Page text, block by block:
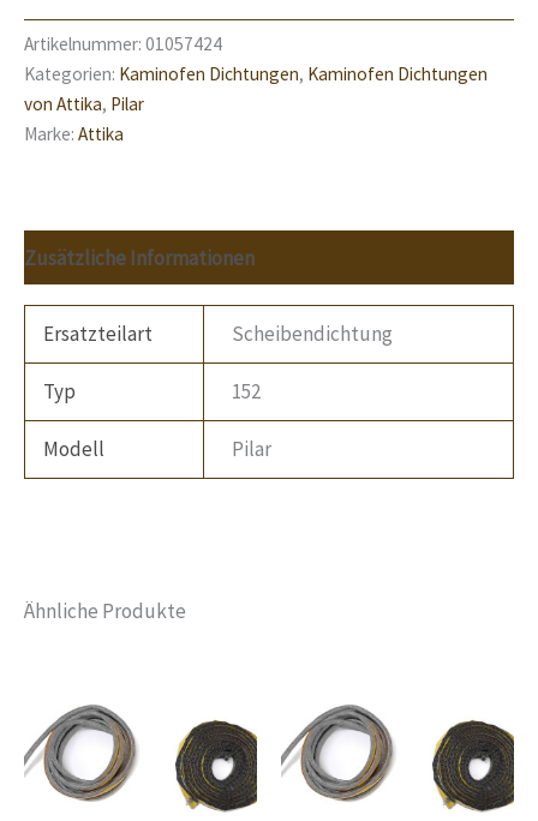
Artikelnummer: 01057424
Kategorien: Kaminofen Dichtungen, Kaminofen Dichtungen
von Attika, Pilar
Marke: Attika
Zusätzliche Informationen
Ersatzteilart Scheibendichtung
Typ 152
Modell Pilar
Ähnliche Produkte